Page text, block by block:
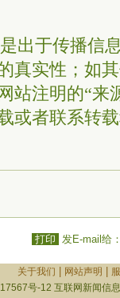
出于传播信
真实性；如
站注明的“来
或者联系转
打印 发E-mail给
关于我们 网站声明
号-12 互联网新闻信